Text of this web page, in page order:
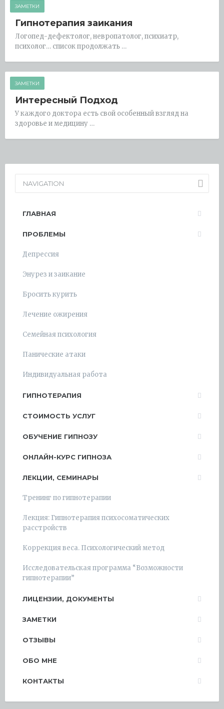
ЗАМЕТКИ
Гипнотерапия заикания
Логопед-дефектолог, невропатолог, психиатр,
психолог… список продолжать …
ЗАМЕТКИ
Интересный Подход
У каждого доктора есть свой особенный взгляд на
здоровье и медицину …
NAVIGATION
ГЛАВНАЯ
ПРОБЛЕМЫ
Депрессия
Энурез и заикание
Бросить курить
Лечение ожирения
Семейная психология
Панические атаки
Индивидуальная работа
ГИПНОТЕРАПИЯ
СТОИМОСТЬ УСЛУГ
ОБУЧЕНИЕ ГИПНОЗУ
ОНЛАЙН-КУРС ГИПНОЗА
ЛЕКЦИИ, СЕМИНАРЫ
Тренинг по гипнотерапии
Лекция: Гипнотерапия психосоматических
расстройств
Коррекция веса. Психологический метод
Исследовательская программа “Возможности
гипнотерапии”
ЛИЦЕНЗИИ, ДОКУМЕНТЫ
ЗАМЕТКИ
ОТЗЫВЫ
ОБО МНЕ
КОНТАКТЫ